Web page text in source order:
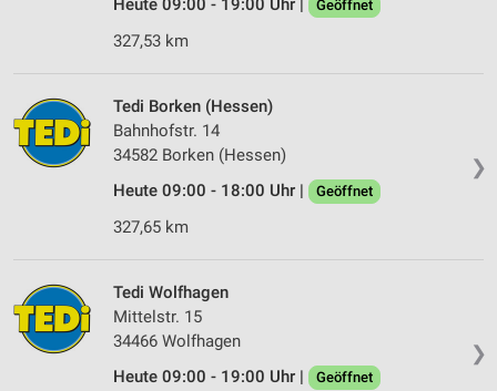
Heute 09:00 - 19:00 Uhr | Geöffnet
327,53 km
❯
Tedi Borken (Hessen)
Bahnhofstr. 14
34582 Borken (Hessen)
Heute 09:00 - 18:00 Uhr |
Geöffnet
327,65 km
❯
Tedi Wolfhagen
Mittelstr. 15
34466 Wolfhagen
Heute 09:00 - 19:00 Uhr |
Geöffnet